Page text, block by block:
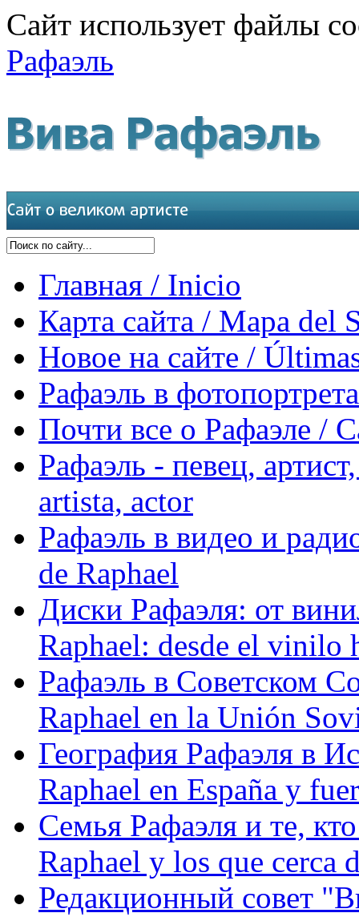
Сайт использует файлы
Рафаэль
Главная / Inicio
Карта сайта / Mapa del
Новое на сайте /
Рафаэль в
Почти все о Рафаэле /
Рафаэль - певец,
artista, actor
Рафаэль в видео и
de Raphael
Диски Рафаэля: от
Raphael: desde el vinilo
Рафаэль в Советском
Raphael en la Unión
География Рафаэля в
Raphael en España y
Семья Рафаэля и те,
Raphael y los que cerca
Редакционный совет